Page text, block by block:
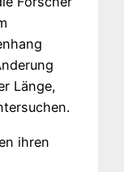
Länge,
ihren